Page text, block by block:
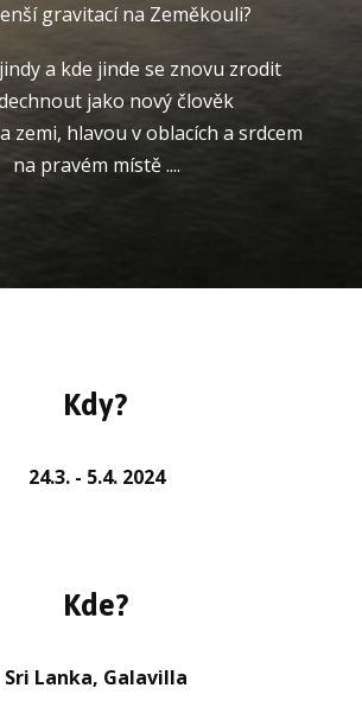
gravitací na Zeměkouli?
a kde jinde se znovu zrodit
jako nový člověk
zemi, hlavou v oblacích a srdcem
na pravém místě ....
Kdy?
24.3. - 5.4. 2024
Kde?
Sri Lanka, Galavilla